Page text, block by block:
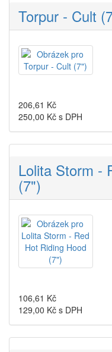
Torpur - Cult
206,61 Kč
250,00 Kč s DPH
Lolita Storm -
(7")
106,61 Kč
129,00 Kč s DPH